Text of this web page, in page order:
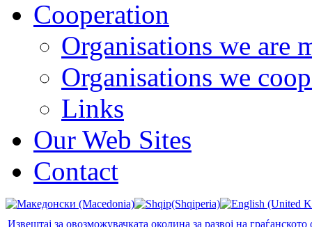
Cooperation
Organisations we are
Organisations we
Links
Our Web Sites
Contact
Извештај за овозможувачката околина за развој на